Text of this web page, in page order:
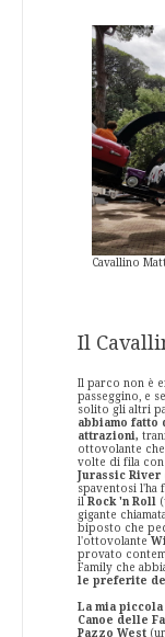
Cavallino
Il
Il parco non è
passeggino, e
solito gli altri
abbiamo fatto
attrazioni,
ottovolante
volte di fila con
Jurassic River
spaventosi l'ha
il Rock 'n Roll
gigante chiamata
biposto che
l'ottovolante
provato
Family che
le preferite
La mia piccola
Canoe delle
Pazzo West